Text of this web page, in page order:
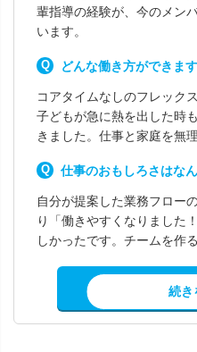
輩指導の経験が、今のメン
います。
どんな働き方ができま
コアタイムなしのフレック
子どもが急に熱を出した時
きました。仕事と家庭を無
仕事のおもしろさはな
自分が提案した業務フロー
り「働きやすくなりました
しかったです。チームを作
求人情
続き